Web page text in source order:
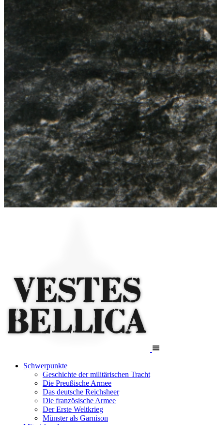
Schwerpunkte
Geschichte der militärischen Tracht
Die Preußische Armee
Das deutsche Reichsheer
Die französische Armee
Der Erste Weltkrieg
Münster als Garnison